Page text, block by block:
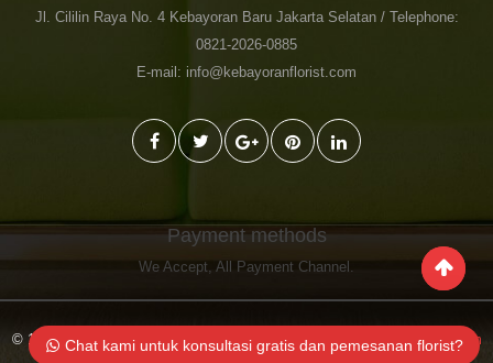
Chat kami untuk konsultasi gratis dan pemesanan florist?
Jl. Cililin Raya No. 4 Kebayoran Baru Jakarta Selatan / Telephone:
0821-2026-0885
E-mail: info@kebayoranflorist.com
Payment methods
We Accept, All Payment Channel .
© 1998-2023 Toko Bunga Jakarta Kebayoran Florist Kebayoranflorist.com